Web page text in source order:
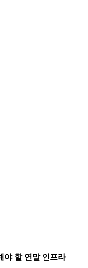
야 할 연말 인프라